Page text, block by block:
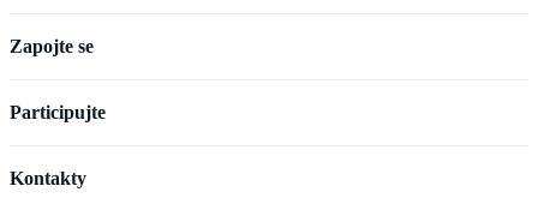
Zapojte se
Participujte
Kontakty